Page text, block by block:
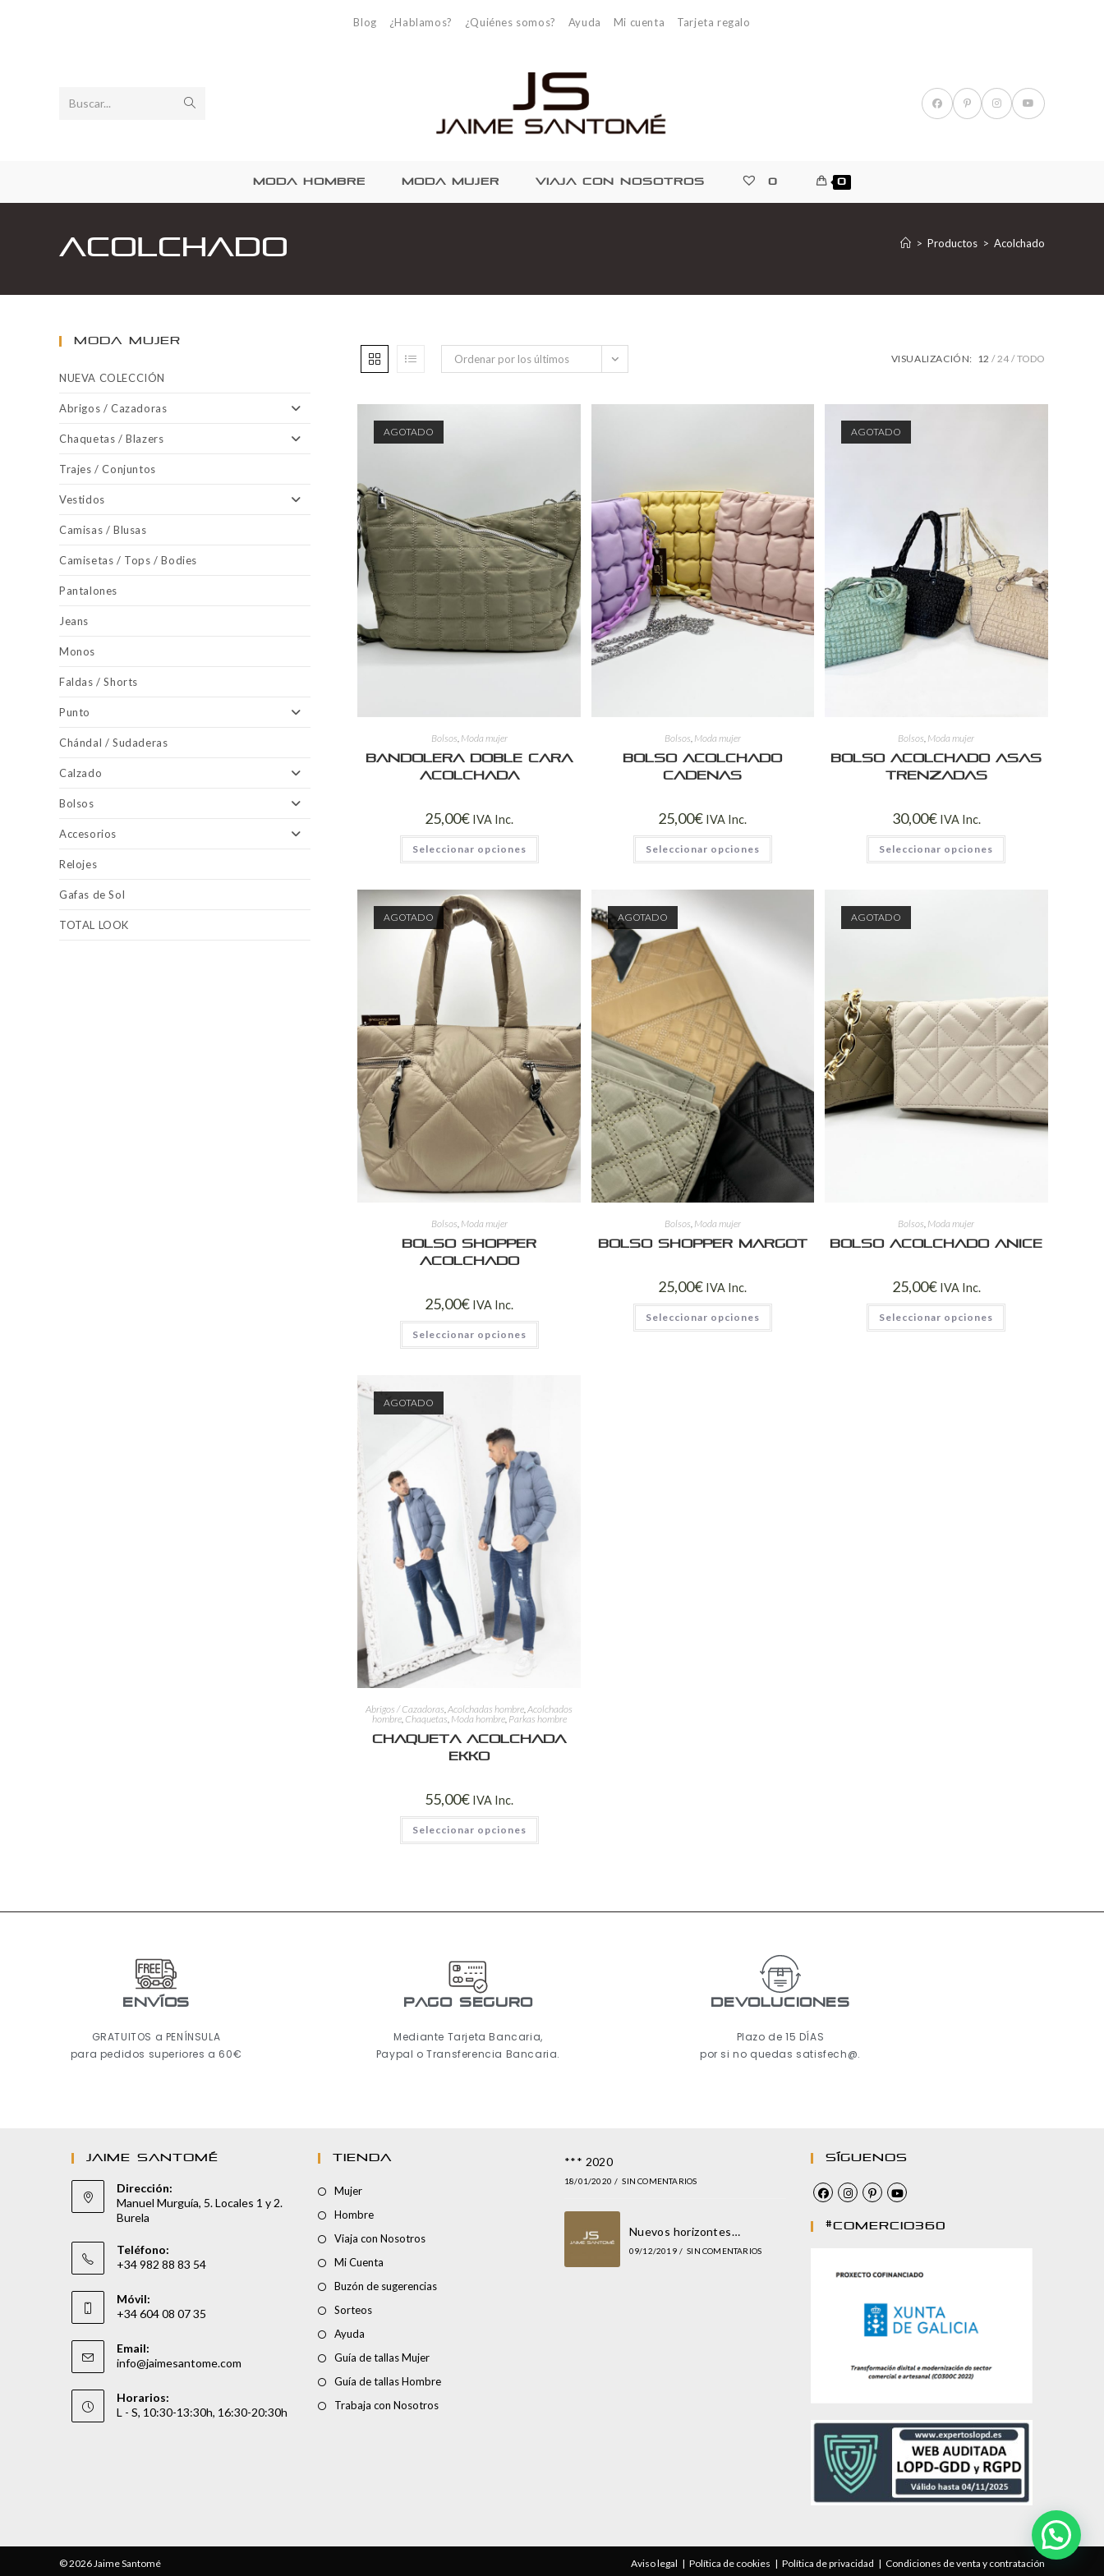
Blog ¿Hablamos? ¿Quiénes somos? Ayuda Mi cuenta Tarjeta regalo
Buscar...
MODA HOMBRE MODA MUJER VIAJA CON NOSOTROS 0 0
Acolchado > Productos > Acolchado
Ordenar por los últimos VISUALIZACIÓN: 12 24 TODO
AGOTADO
Bolsos Moda mujer
BANDOLERA DOBLE CARA
ACOLCHADA
25,00€ IVA Inc.
Seleccionar opciones
Bolsos Moda mujer
Bolso acolchado
cadenas
25,00€ IVA Inc.
Seleccionar opciones
AGOTADO
Bolsos Moda mujer
Bolso acolchado asas
trenzadas
30,00€ IVA Inc.
Seleccionar opciones
AGOTADO
Bolsos Moda mujer
Bolso shopper
acolchado
25,00€ IVA Inc.
Seleccionar opciones
AGOTADO
Bolsos Moda mujer
Bolso shopper Margot
25,00€ IVA Inc.
Seleccionar opciones
AGOTADO
Bolsos Moda mujer
Bolso acolchado Anice
25,00€ IVA Inc.
Seleccionar opciones
AGOTADO
Abrigos / Cazadoras ,Acolchadas hombre ,Acolchados
hombre, Chaquetas Moda hombre, Parkas hombre
Chaqueta acolchada
Ekko
55,00€ IVA Inc.
Seleccionar opciones
MODA MUJER
NUEVA COLECCIÓN
Abrigos / Cazadoras
Chaquetas / Blazers
Trajes / Conjuntos
Vestidos
Camisas / Blusas
Camisetas / Tops / Bodies
Pantalones
Jeans
Monos
Faldas / Shorts
Punto
Chándal / Sudaderas
Calzado
Bolsos
Accesorios
Relojes
Gafas de Sol
TOTAL LOOK
ENVÍOS
GRATUITOS a PENÍNSULA
para pedidos superiores a 60€
pago seguro
Mediante Tarjeta Bancaria,
Paypal o Transferencia Bancaria.
Devoluciones
Plazo de 15 DÍAS
por si no quedas satisfech@.
JAIME SANTOMÉ
Dirección:
Manuel Murguía, 5. Locales 1 y 2.
Burela
Teléfono:
+34 982 88 83 54
Móvil:
+34 604 08 07 35
Email:
info@jaimesantome.com
Horarios:
L - S, 10:30-13:30h, 16:30-20:30h
TIENDA
Mujer
Hombre
Viaja con Nosotros
Mi Cuenta
Buzón de sugerencias
Sorteos
Ayuda
Guía de tallas Mujer
Guía de tallas Hombre
Trabaja con Nosotros
*** 2020
18/01/2020 / SIN COMENTARIOS
Nuevos horizontes…
09/12/2019 / SIN COMENTARIOS
Síguenos
#comercio360
Aviso legal Política de cookies Política de privacidad Condiciones de venta y contratación
© 2026 Jaime Santomé